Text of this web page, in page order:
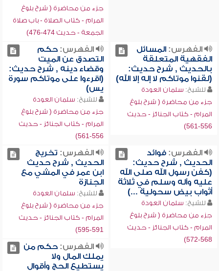
جزء من محاضرة ( شرح بلوغ
المرام - كتاب الصلاة - باب صلاة
الجمعة - حديث 474-476)
الفهرس:المسائل
الفقهية المتعلقة
بالحديث , شرح حديث:
(لقنوا موتاكم لا إله إلا الله)
للشيخ: سلمان العودة
جزء من محاضرة ( شرح بلوغ
المرام - كتاب الجنائز - حديث
556-561)
الفهرس:حكم
التصدق عن الميت
وقضاء دينه , شرح حديث:
(اقرءوا على موتاكم سورة
يس)
للشيخ: سلمان العودة
جزء من محاضرة ( شرح بلوغ
المرام - كتاب الجنائز - حديث
556-561)
الفهرس:فوائد
الحديث , شرح حديث:
(كفن رسول الله صلى الله
عليه وآله وسلم في ثلاثة
أثواب بيض سحولية ...)
للشيخ: سلمان العودة
جزء من محاضرة ( شرح بلوغ
المرام - كتاب الجنائز - حديث
568-572)
الفهرس: تخريج
الحديث , شرح حديث
ابن عمر في المشي مع
الجنازة
للشيخ: سلمان العودة
جزء من محاضرة ( شرح بلوغ
المرام - كتاب الجنائز - حديث
591-595)
الفهرس:حكم من
يملك المال ولا
يستطيع الحج وأقوال